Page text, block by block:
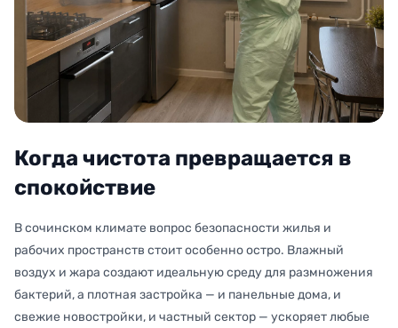
Когда чистота превращается в
спокойствие
В сочинском климате вопрос безопасности жилья и
рабочих пространств стоит особенно остро. Влажный
воздух и жара создают идеальную среду для размножения
бактерий, а плотная застройка — и панельные дома, и
свежие новостройки, и частный сектор — ускоряет любые